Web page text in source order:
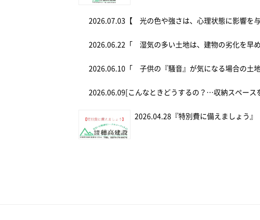
2026.07.03 【 光の色や強さは、心理状態に影響を
2026.06.22 「 湿気の多い土地は、建物の劣化を早
2026.06.10 「 子供の『騒音』が気になる場合の
2026.06.09 [こんなときどうするの？…収納スペース
2026.04.28 『特別費に備えましょう』